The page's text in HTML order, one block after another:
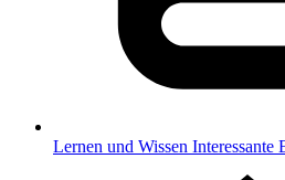
Lernen und Wissen Interessante